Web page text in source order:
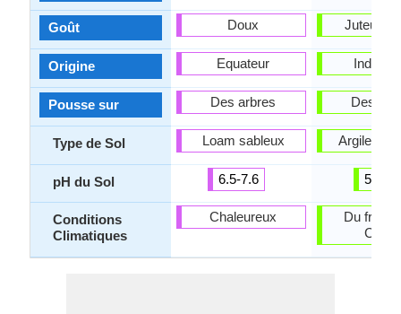
Goût
Origine
Pousse sur
Type de Sol
pH du Sol
Conditions
Climatiques
Doux
Equateur
Des arbres
Loam sableux
6.5-7.6
Chaleureux
Juteux,
Inde,
Des
Argile, Le
5.5-7
Du froid,